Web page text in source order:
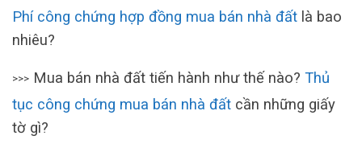
Phí công chứng hợp đồng mua bán nhà đất là bao
nhiêu?
>>> Mua bán nhà đất tiến hành như thế nào? Thủ
tục công chứng mua bán nhà đất cần những giấy
tờ gì?